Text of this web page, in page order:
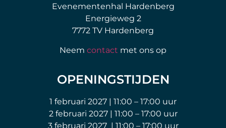
Evenementenhal Hardenberg
Energieweg 2
7772 TV Hardenberg
Neem contact met ons op
OPENINGSTIJDEN
1 februari 2027 | 11:00 – 17:00 uur
2 februari 2027 | 11:00 – 17:00 uur
3 februari 2027 | 11:00 – 17:00 uur